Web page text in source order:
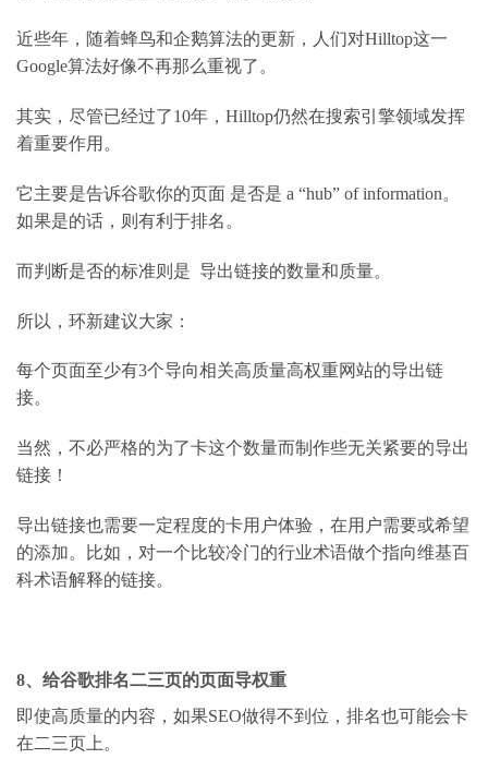
近些年，随着蜂鸟和企鹅算法的更新， 人们对Hilltop这一
Google算法好像不再那么重视了。
其实，尽管已经过了10年， Hilltop仍然在搜索引擎领域发挥
着重要作用。
它主要是告诉谷歌你的页面 是否是 a “hub” of information。
如果是的话，则有利于排名。
而判断是否的标准则是 导出链接的数量和质量。
所以，环新建议大家：
每个页面至少有3个导向相关高质量高权重网站的导出链
接。
当然，不必严格的为了卡这个数量而制作些无关紧要的导出
链接！
导出链接也需要一定程度的卡用户体验，在用户需要或希望
的添加。比如，对一个比较冷门的行业术语做个指向维基百
科术语解释的链接。
8、给谷歌排名二三页的页面导权重
即使高质量的内容，如果SEO做得不到位，排名也可能会卡
在二三页上。